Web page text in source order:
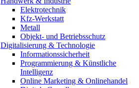
Elektrotechnik
Kfz-Werkstatt
Metall
Objekt- und Betriebsschutz
Digitalisierung & Technologie
Informationssicherheit
Programmierung & Künstliche
Intelligenz
Online Marketing & Onlinehandel